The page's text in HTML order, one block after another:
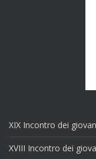
XIX Incontro dei
XVIII Incontro dei